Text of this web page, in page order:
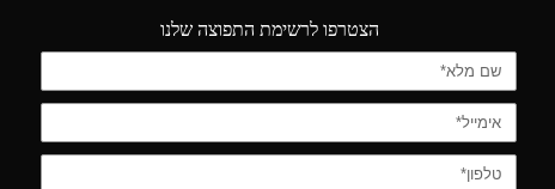
הצטרפו לרשימת התפוצה שלנו